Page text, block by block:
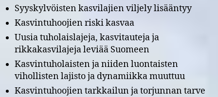
Syyskylvöisten kasvilajien viljely lisääntyy
Kasvintuhoojien riski kasvaa
Uusia tuholaislajeja, kasvitauteja ja
rikkakasvilajeja leviää Suomeen
Kasvintuholaisten ja niiden luontaisten
vihollisten lajisto ja dynamiikka muuttuu
Kasvintuhoojien tarkkailun ja torjunnan tarve